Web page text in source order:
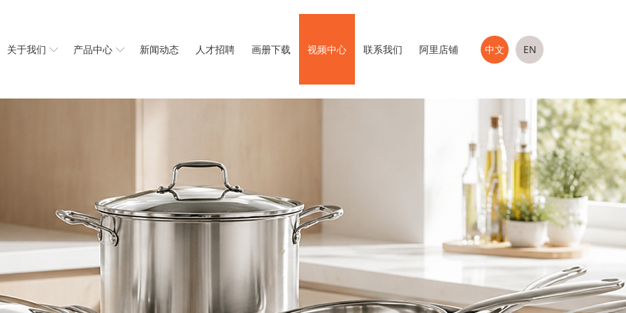
关于我们 产品中心 新闻动态 人才招聘 画册下载 视频中心 联系我们 阿里店铺 中文 EN